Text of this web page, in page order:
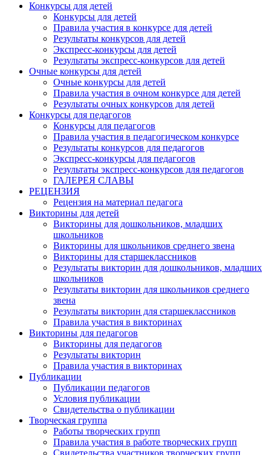
Конкурсы для детей
Конкурсы для детей
Правила участия в конкурсе для детей
Результаты конкурсов для детей
Экспресс-конкурсы для детей
Результаты экспресс-конкурсов для детей
Очные конкурсы для детей
Очные конкурсы для детей
Правила участия в очном конкурсе для детей
Результаты очных конкурсов для детей
Конкурсы для педагогов
Конкурсы для педагогов
Правила участия в педагогическом конкурсе
Результаты конкурсов для педагогов
Экспресс-конкурсы для педагогов
Результаты экспресс-конкурсов для педагогов
ГАЛЕРЕЯ СЛАВЫ
РЕЦЕНЗИЯ
Рецензия на материал педагога
Викторины для детей
Викторины для дошкольников, младших
школьников
Викторины для школьников среднего звена
Викторины для старшеклассников
Результаты викторин для дошкольников, младших
школьников
Результаты викторин для школьников среднего
звена
Результаты викторин для старшеклассников
Правила участия в викторинах
Викторины для педагогов
Викторины для педагогов
Результаты викторин
Правила участия в викторинах
Публикации
Публикации педагогов
Условия публикации
Свидетельства о публикации
Творческая группа
Работы творческих групп
Правила участия в работе творческих групп
Свидетельства участников творческих групп